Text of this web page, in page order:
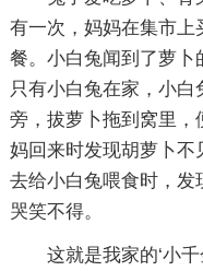
有一次，妈妈在集市
餐。小白兔闻到了萝卜
只有小白兔在家，小
旁，拔萝卜拖到窝里
妈回来时发现胡萝卜不
去给小白兔喂食时，
哭笑不得。
这就是我家的‘小